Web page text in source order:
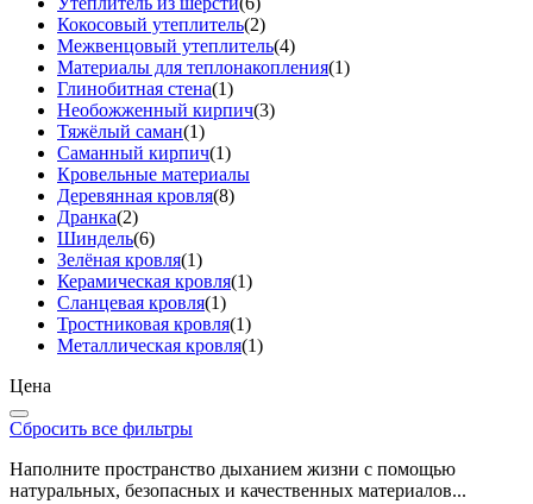
Кокосовый утеплитель(2)
Межвенцовый утеплитель(4)
Материалы для теплонакопления(1)
Глинобитная стена(1)
Необожженный кирпич(3)
Тяжёлый саман(1)
Саманный кирпич(1)
Кровельные материалы
Деревянная кровля(8)
Дранка(2)
Шиндель(6)
Зелёная кровля(1)
Керамическая кровля(1)
Сланцевая кровля(1)
Тростниковая кровля(1)
Металлическая кровля(1)
Цена
Сбросить все фильтры
Наполните пространство дыханием жизни с помощью
натуральных, безопасных и качественных материалов...